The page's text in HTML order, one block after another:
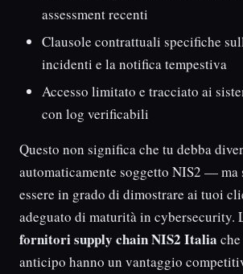
assessment recenti
Clausole contrattuali specifiche
incidenti e la notifica tempestiva
Accesso limitato e tracciato ai
con log verificabili
Questo non significa che tu debba
automaticamente soggetto NIS2 —
essere in grado di dimostrare ai tuoi
adeguato di maturità in cybersecurity.
fornitori supply chain NIS2 Italia
anticipo hanno un vantaggio